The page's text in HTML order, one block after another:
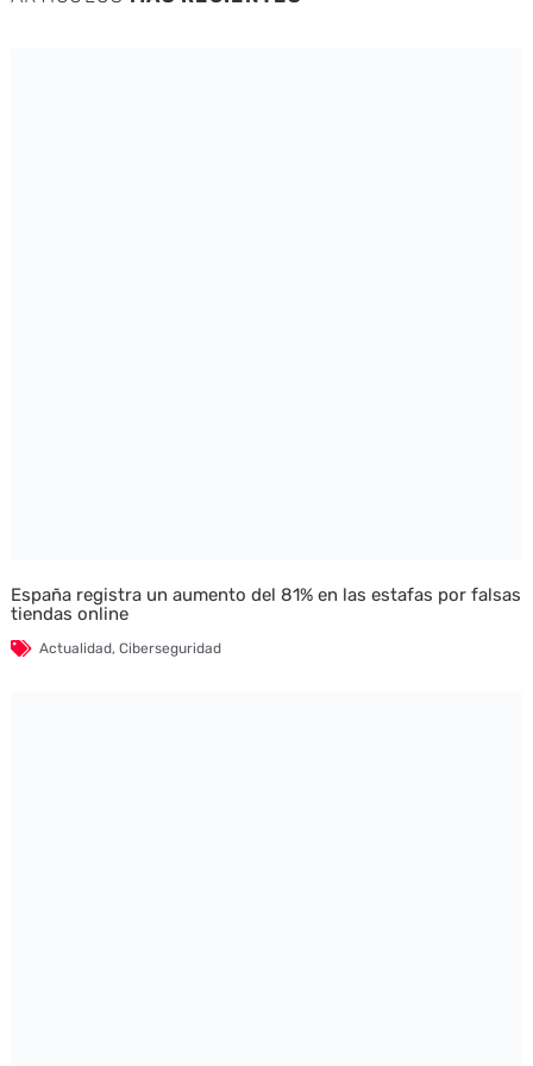
España registra un aumento del 81% en las estafas por falsas
tiendas online
Actualidad, Ciberseguridad